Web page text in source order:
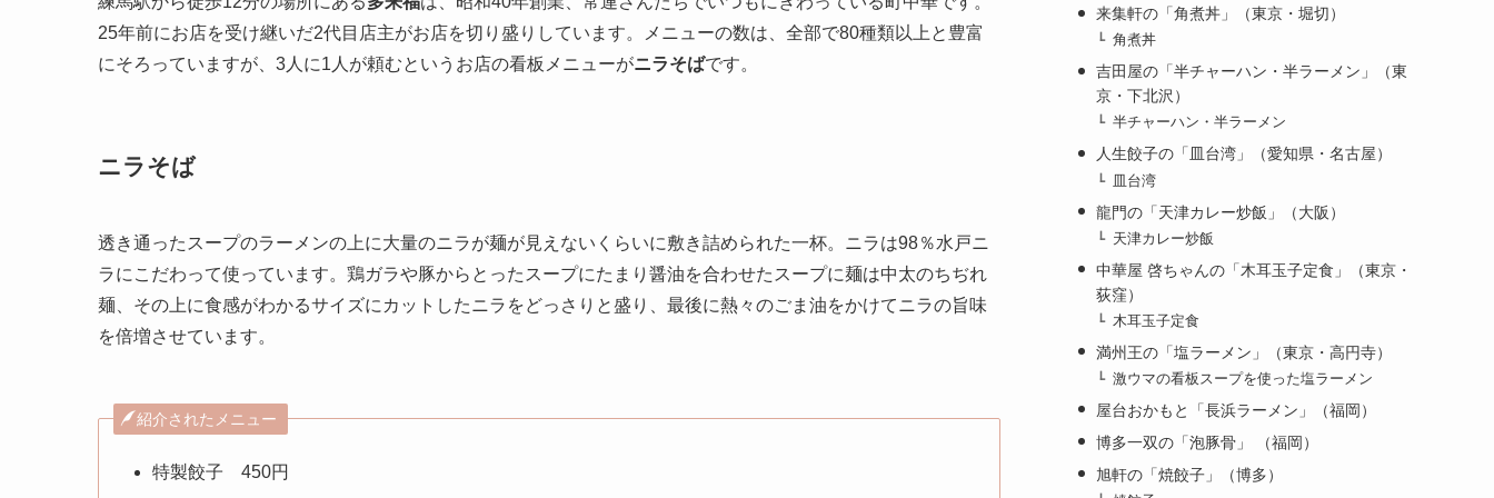
25年前にお店を受け継いだ2代目店主がお店を切り盛りしています。メニューの数は、全部で80種類以上と豊富
にそろっていますが、3人に1人が頼むというお店の看板メニューがニラそばです。
ニラそば
透き通ったスープのラーメンの上に大量のニラが麺が見えないくらいに敷き詰められた一杯。ニラは98％水戸ニ
ラにこだわって使っています。鶏ガラや豚からとったスープにたまり醤油を合わせたスープに麺は中太のちぢれ
麺、その上に食感がわかるサイズにカットしたニラをどっさりと盛り、最後に熱々のごま油をかけてニラの旨味
を倍増させています。
紹介されたメニュー
特製餃子 450円
来集軒の「角煮丼」（東京・堀切）
角煮丼
吉田屋の「半チャーハン・半ラーメン」（東
京・下北沢）
半チャーハン・半ラーメン
人生餃子の「皿台湾」（愛知県・名古屋）
皿台湾
龍門の「天津カレー炒飯」（大阪）
天津カレー炒飯
中華屋 啓ちゃんの「木耳玉子定食」（東京・
荻窪）
木耳玉子定食
満州王の「塩ラーメン」（東京・高円寺）
激ウマの看板スープを使った塩ラーメン
屋台おかもと「長浜ラーメン」（福岡）
博多一双の「泡豚骨」 （福岡）
旭軒の「焼餃子」（博多）